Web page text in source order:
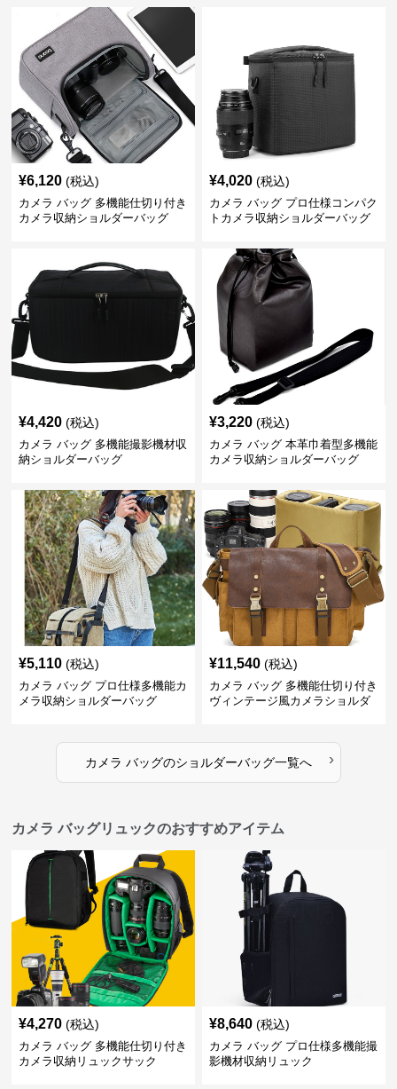
¥6,120 (税込)
カメラ バッグ 多機能仕切り付き
カメラ収納ショルダーバッグ
¥4,020 (税込)
カメラ バッグ プロ仕様コンパク
トカメラ収納ショルダーバッグ
¥4,420 (税込)
カメラ バッグ 多機能撮影機材収
納ショルダーバッグ
¥3,220 (税込)
カメラ バッグ 本革巾着型多機能
カメラ収納ショルダーバッグ
¥5,110 (税込)
カメラ バッグ プロ仕様多機能カ
メラ収納ショルダーバッグ
¥11,540 (税込)
カメラ バッグ 多機能仕切り付き
ヴィンテージ風カメラショルダ
カメラ バッグのショルダーバッグ一覧へ ›
カメラ バッグリュックのおすすめアイテム
¥4,270 (税込)
カメラ バッグ 多機能仕切り付き
カメラ収納リュックサック
¥8,640 (税込)
カメラ バッグ プロ仕様多機能撮
影機材収納リュック